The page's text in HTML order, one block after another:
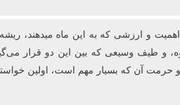
و ارزشی كه به این ماه می‏دهند،
و طیف وسیعی که بین این دو قرار
آن که بسیار مهم است، اولین خواسته